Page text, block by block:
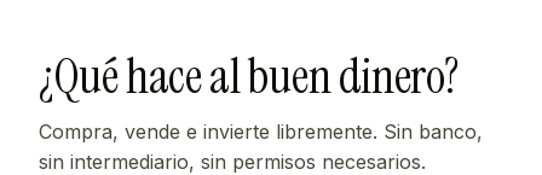
¿Qué hace al buen dinero?
Compra, vende e invierte libremente. Sin banco,
sin intermediario, sin permisos necesarios.